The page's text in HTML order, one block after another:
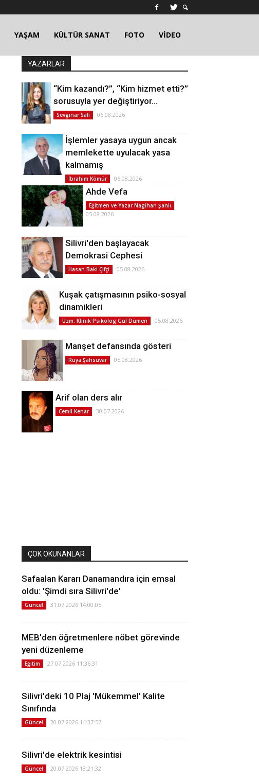
YAŞAM KÜLTÜR SANAT FOTO VİDEO
YAZARLAR
“Kim kazandı?”, “Kim hizmet etti?”
sorusuyla yer değiştiriyor…
Sevginar Sali 06.08.2026
İşlemler yasaya uygun ancak
memlekette uyulacak yasa
kalmamış
İbrahim Kömür 06.08.2026
Ahde Vefa
Eğitmen ve Yazar Nagihan Şanlı
05.08.2026
Silivri'den başlayacak
Demokrasi Cephesi
Hasan Baki Çifçi 05.08.2026
Kuşak çatışmasının psiko-sosyal
dinamikleri
Uzm. Klinik Psikolog Gül Dümen 05.08.2026
Manşet defansında gösteri
Rüya Şahsuvar 05.08.2026
Arif olan ders alır
Cemil Kenar 30.07.2026
ÇOK OKUNANLAR
Safaalan Kararı Danamandıra için emsal
oldu: 'Şimdi sıra Silivri'de'
Güncel 31.07.2026 14:00:05
MEB'den öğretmenlere nöbet görevinde
yeni düzenleme
Eğitim 27.07.2026 11:36:31
Silivri'deki 10 Plaj 'Mükemmel' Kalite
Sınıfında
Güncel 20.07.2026 14:37:57
Silivri'de elektrik kesintisi
Güncel 20.07.2026 13:21:32